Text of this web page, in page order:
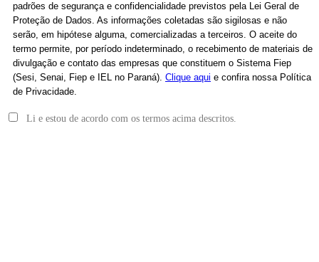
padrões de segurança e confidencialidade previstos pela Lei Geral de
Proteção de Dados. As informações coletadas são sigilosas e não
serão, em hipótese alguma, comercializadas a terceiros. O aceite do
termo permite, por período indeterminado, o recebimento de materiais de
divulgação e contato das empresas que constituem o Sistema Fiep
(Sesi, Senai, Fiep e IEL no Paraná). Clique aqui e confira nossa Política
de Privacidade.
Li e estou de acordo com os termos acima descritos.